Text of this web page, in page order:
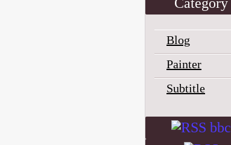
Blog
Painter
Subtitle
bbc